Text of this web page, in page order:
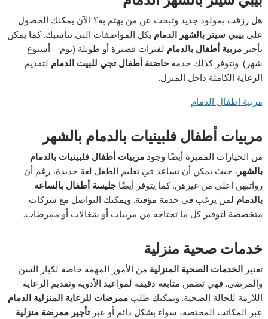
هل رزقت بمولود جديد وتبحث عن من يهتم به؟ الآن يمكنك الحصول
علىبيبي سيتر بالشهر الدمام بكل المواصفات التي تناسبك. كما يمكن
تأجيرمربية أطفال بالدمام لفترات قصيرة أو طويلة (يوم – أسبوع –
شهر). وتتوفر كذلك خدمةحاضنة أطفال تجي للبيت الدمام لتقديم
الرعاية الكاملة داخل المنزل.
مربية اطفال الدمام
مربيات أطفال فلبينيات بالدمام بالشهر
من الخيارات المميزة أيضًا وجودمربيات أطفال فلبينيات بالدمام
بالشهر ، حيث يمكن أن تساعد في تعليم الطفل لغة جديدة، رغم أن
رواتبهن أعلى من غيرهن. كما يتوفر أيضًاجليسة أطفال بالساعه
بالدمام لمن يرغب في خدمة مؤقتة. ويمكنك التواصل مع شركات
متخصصة لتوفير كل ما تحتاجه من مربيات أو شغالات أو ممرضات.
خدمات صحية منزلية
تعتبرالخدمات الصحية المنزلية من الأمور المهمة خاصة لكبار السن
والمرضى. فهي تضمن متابعة دقيقة لمواعيد الأدوية وتقديم الرعاية
اللازمة للحالة الصحية. ويمكنك طلبممرضات للرعاية المنزلية الدمام
عبر المكاتب المختصة، سواء بشكل دائم أو عبرتأجير ممرضة منزلية